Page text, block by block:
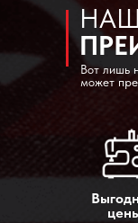
Вот лишь
может